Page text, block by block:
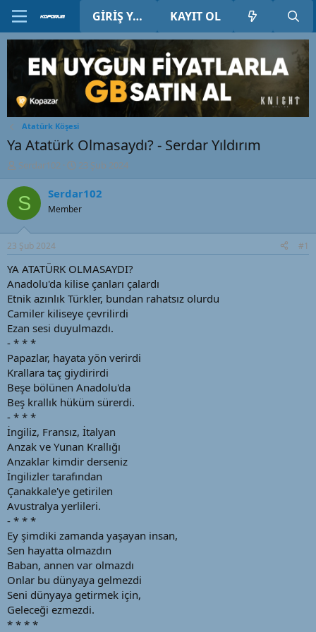
GIRIŞ YAP KAYIT OL
Atatürk Köşesi
Ya Atatürk Olmasaydı? - Serdar Yıldırım
K
o
n
u
u
B
a
a
t
a
n
Serdar102
B
a
ş
a
ı
ç
a
r
i
h
23 Şub 2024
S Serdar102
Member
23 Şub 2024 #1
YA ATATÜRK OLMASAYDI?
Anadolu'da kilise çanları çalardı
Etnik azınlık Türkler, bundan rahatsız olurdu
Camiler kiliseye çevrilirdi
Ezan sesi duyulmazdı.
- * * *
Papazlar, hayata yön verirdi
Krallara taç giydirirdi
Beşe bölünen Anadolu'da
Beş krallık hüküm sürerdi.
- * * *
İngiliz, Fransız, İtalyan
Anzak ve Yunan Krallığı
Anzaklar kimdir derseniz
İngilizler tarafından
Çanakkale'ye getirilen
Avustralya yerlileri.
- * * *
Ey şimdiki zamanda yaşayan insan,
Sen hayatta olmazdın
Baban, annen var olmazdı
Onlar bu dünyaya gelmezdi
Seni dünyaya getirmek için,
Geleceği ezmezdi.
* * * *